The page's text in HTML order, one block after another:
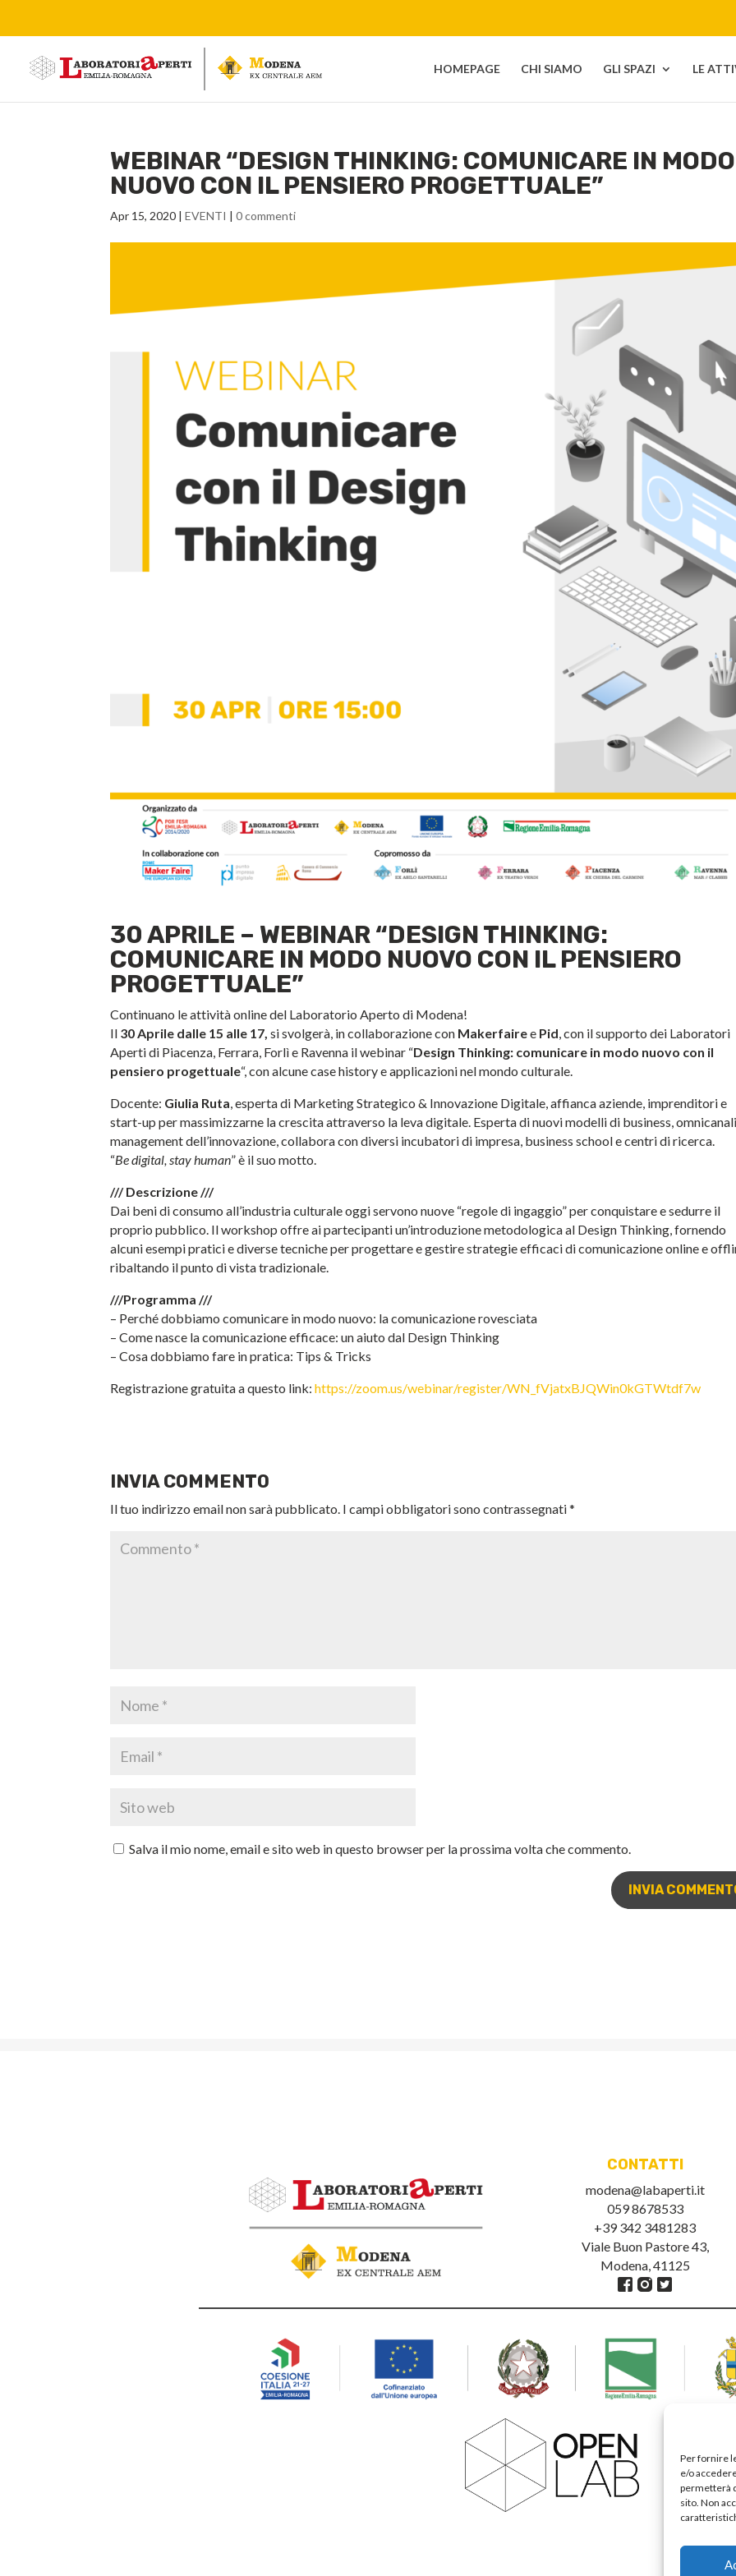
Per fornire
e/o
permetterà
sito. Non
HOMEPAGE CHI SIAMO GLI SPAZI LE
WEBINAR “DESIGN THINKING: COMUNICARE IN MODO
NUOVO CON IL PENSIERO PROGETTUALE”
Apr 15, 2020 |EVENTI |0 commenti
30 APRILE – WEBINAR “DESIGN THINKING:
COMUNICARE IN MODO NUOVO CON IL PENSIERO
PROGETTUALE”
Continuano le attività online del Laboratorio Aperto di Modena!
Il 30 Aprile dalle 15 alle 17, si svolgerà, in collaborazione con Makerfairee Pid , con il supporto dei Laboratori
Aperti di Piacenza, Ferrara, Forlì e Ravenna il webinar “Design Thinking: comunicare in modo nuovo con il
pensiero progettuale“, con alcune case history e applicazioni nel mondo culturale.
Docente: Giulia Ruta , esperta di Marketing Strategico & Innovazione Digitale, affianca aziende, imprenditori e
start-up per massimizzarne la crescita attraverso la leva digitale. Esperta di nuovi modelli di business,
management dell’innovazione, collabora con diversi incubatori di impresa, business school e centri di ricerca.
“Be digital, stay human” è il suo motto.
/// Descrizione ///
Dai beni di consumo all’industria culturale oggi servono nuove “regole di ingaggio” per conquistare e sedurre il
proprio pubblico. Il workshop offre ai partecipanti un’introduzione metodologica al Design Thinking, fornendo
alcuni esempi pratici e diverse tecniche per progettare e gestire strategie efficaci di comunicazione online e
ribaltando il punto di vista tradizionale.
///Programma ///
– Perché dobbiamo comunicare in modo nuovo: la comunicazione rovesciata
– Come nasce la comunicazione efficace: un aiuto dal Design Thinking
– Cosa dobbiamo fare in pratica: Tips & Tricks
Registrazione gratuita a questo link:https://zoom.us/webinar/register/WN_fVjatxBJQWin0kGTWtdf7w
INVIA COMMENTO
Il tuo indirizzo email non sarà pubblicato. I campi obbligatori sono contrassegnati*
Salva il mio nome, email e sito web in questo browser per la prossima volta che commento.
CONTATTI
modena@labaperti.it
059 8678533
+39 342 3481283
Viale Buon Pastore 43,
Modena, 41125